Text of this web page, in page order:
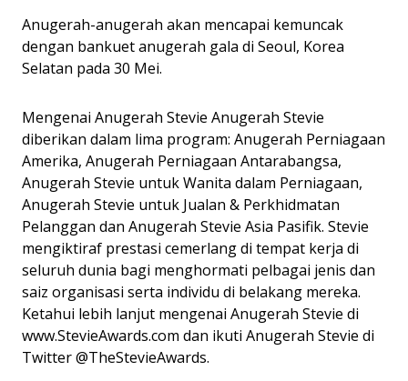
Anugerah-anugerah akan mencapai kemuncak
dengan bankuet anugerah gala di Seoul, Korea
Selatan pada 30 Mei.
Mengenai Anugerah Stevie Anugerah Stevie
diberikan dalam lima program: Anugerah Perniagaan
Amerika, Anugerah Perniagaan Antarabangsa,
Anugerah Stevie untuk Wanita dalam Perniagaan,
Anugerah Stevie untuk Jualan & Perkhidmatan
Pelanggan dan Anugerah Stevie Asia Pasifik. Stevie
mengiktiraf prestasi cemerlang di tempat kerja di
seluruh dunia bagi menghormati pelbagai jenis dan
saiz organisasi serta individu di belakang mereka.
Ketahui lebih lanjut mengenai Anugerah Stevie di
www.StevieAwards.com dan ikuti Anugerah Stevie di
Twitter @TheStevieAwards.